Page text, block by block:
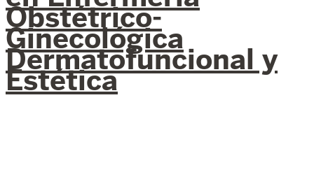
Obstétrico-
Ginecológica
Dermatofuncional y
Estética